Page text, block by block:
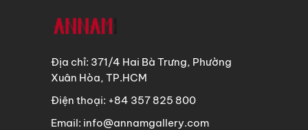
Địa chỉ: 371/4 Hai Bà Trưng, Phường
Xuân Hòa, TP.HCM
Điện thoại: +84 357 825 800
Email: info@annamgallery.com